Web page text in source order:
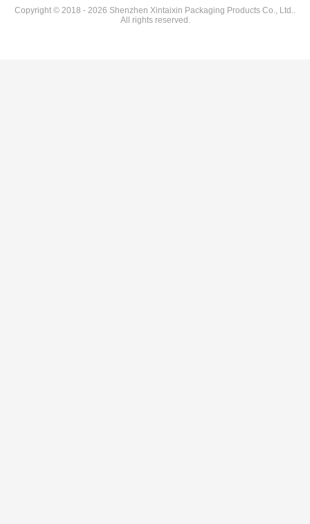
Copyright © 2018 - 2026 Shenzhen Xintaixin Packaging Products Co., Ltd..
All rights reserved.